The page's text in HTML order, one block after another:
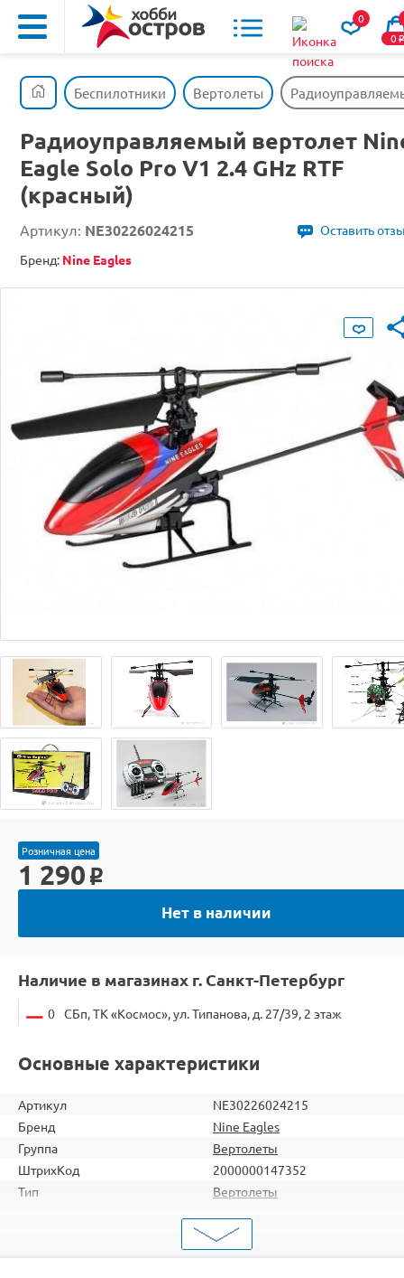
0
0o
Беспилотники Вертолеты
Радиоуправляемый вертолет
Eagle Solo Pro V1 2.4 GHz RTF
(красный)
Артикул: NE30226024215
Оставить
Бренд: Nine Eagles
Розничная цена
1 290 o
Нет в наличии
Наличие в магазинах г. Санкт-Петербург
0 СБп, ТК «Космос», ул. Типанова, д. 27/39, 2 этаж
Основные характеристики
Артикул
NE30226024215
Бренд
Nine Eagles
Группа
Вертолеты
ШтрихКод
2000000147352
Тип
Вертолеты
Однороторные